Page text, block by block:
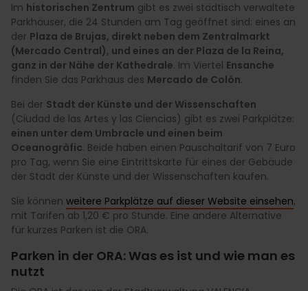
Im historischen Zentrum gibt es zwei städtisch verwaltete
Parkhäuser, die 24 Stunden am Tag geöffnet sind: eines an
der Plaza de Brujas, direkt neben dem Zentralmarkt
(Mercado Central), und eines an der Plaza de la Reina,
ganz in der Nähe der Kathedrale. Im Viertel Ensanche
finden Sie das Parkhaus des Mercado de Colón.
Bei der Stadt der Künste und der Wissenschaften
(Ciudad de las Artes y las Ciencias) gibt es zwei Parkplätze:
einen unter dem Umbracle und einen beim
Oceanogràfic. Beide haben einen Pauschaltarif von 7 Euro
pro Tag, wenn Sie eine Eintrittskarte für eines der Gebäude
der Stadt der Künste und der Wissenschaften kaufen.
Sie können weitere Parkplätze auf dieser Website einsehen,
mit Tarifen ab 1,20 € pro Stunde. Eine andere Alternative
für kurzes Parken ist die ORA.
Parken in der ORA: Was es ist und wie man es
nutzt